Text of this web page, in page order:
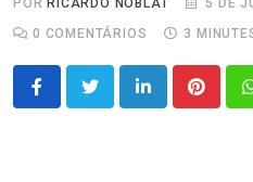
POR RICARDO NOBLAT
5 DE
0 COMENTÁRIOS 3
LinkedIn